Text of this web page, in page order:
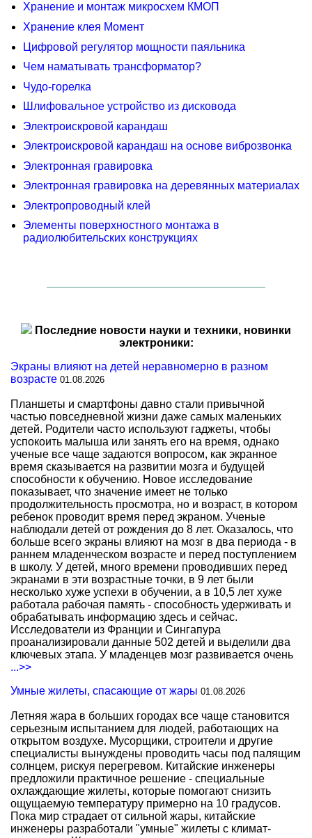
Хранение и монтаж микросхем КМОП
Хранение клея Момент
Цифровой регулятор мощности паяльника
Чем наматывать трансформатор?
Чудо-горелка
Шлифовальное устройство из дисковода
Электроискровой карандаш
Электроискровой карандаш на основе виброзвонка
Электронная гравировка
Электронная гравировка на деревянных материалах
Электропроводный клей
Элементы поверхностного монтажа в
радиолюбительских конструкциях
Последние новости науки и техники, новинки
электроники:
Экраны влияют на детей неравномерно в разном
возрасте 01.08.2026
Планшеты и смартфоны давно стали привычной
частью повседневной жизни даже самых маленьких
детей. Родители часто используют гаджеты, чтобы
успокоить малыша или занять его на время, однако
ученые все чаще задаются вопросом, как экранное
время сказывается на развитии мозга и будущей
способности к обучению. Новое исследование
показывает, что значение имеет не только
продолжительность просмотра, но и возраст, в котором
ребенок проводит время перед экраном. Ученые
наблюдали детей от рождения до 8 лет. Оказалось, что
больше всего экраны влияют на мозг в два периода - в
раннем младенческом возрасте и перед поступлением
в школу. У детей, много времени проводивших перед
экранами в эти возрастные точки, в 9 лет были
несколько хуже успехи в обучении, а в 10,5 лет хуже
работала рабочая память - способность удерживать и
обрабатывать информацию здесь и сейчас.
Исследователи из Франции и Сингапура
проанализировали данные 502 детей и выделили два
ключевых этапа. У младенцев мозг развивается очень
...>>
Умные жилеты, спасающие от жары 01.08.2026
Летняя жара в больших городах все чаще становится
серьезным испытанием для людей, работающих на
открытом воздухе. Мусорщики, строители и другие
специалисты вынуждены проводить часы под палящим
солнцем, рискуя перегревом. Китайские инженеры
предложили практичное решение - специальные
охлаждающие жилеты, которые помогают снизить
ощущаемую температуру примерно на 10 градусов.
Пока мир страдает от сильной жары, китайские
инженеры разработали "умные" жилеты с климат-